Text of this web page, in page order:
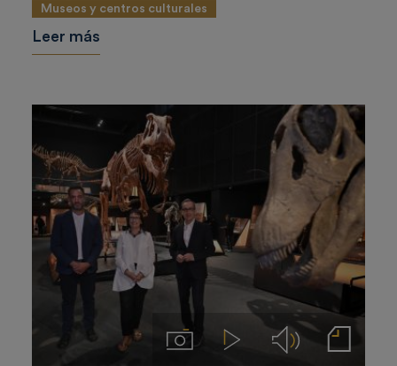
Museos y centros culturales
Leer más
ImágenesVideos Audios Notas de prensa